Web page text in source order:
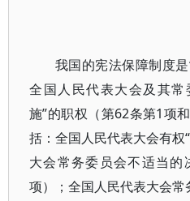
我国的宪法保障制度
全国人民代表大会及其
施”的职权（第62条第1项
括：全国人民代表大会有权
大会常务委员会不适当的
项）；全国人民代表大会